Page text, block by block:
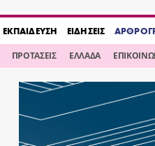
ΕΚΠΑΙΔΕΥΣΗ ΕΙΔΗΣΕΙΣ
ΠΡΟΤΑΣΕΙΣ ΕΛΛΑΔΑ